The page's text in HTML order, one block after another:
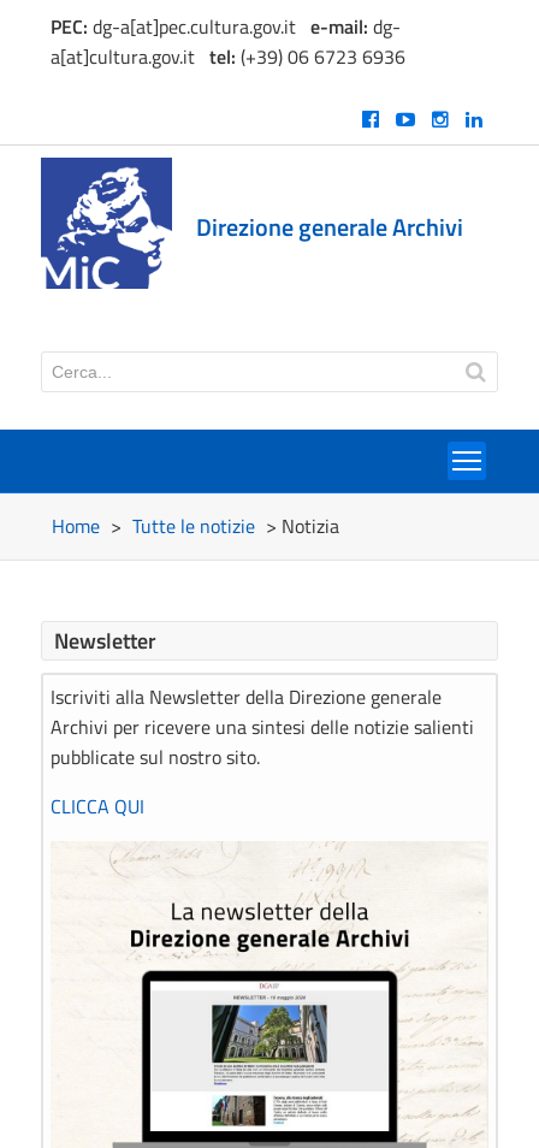
PEC: dg-a[at]pec.cultura.gov.ite-mail: dg-
a[at]cultura.gov.ittel: (+39) 06 6723 6936
Direzione generale Archivi
Home > Tutte le notizie > Notizia
Newsletter
Iscriviti alla Newsletter della Direzione generale
Archivi per ricevere una sintesi delle notizie salienti
pubblicate sul nostro sito.
CLICCA QUI